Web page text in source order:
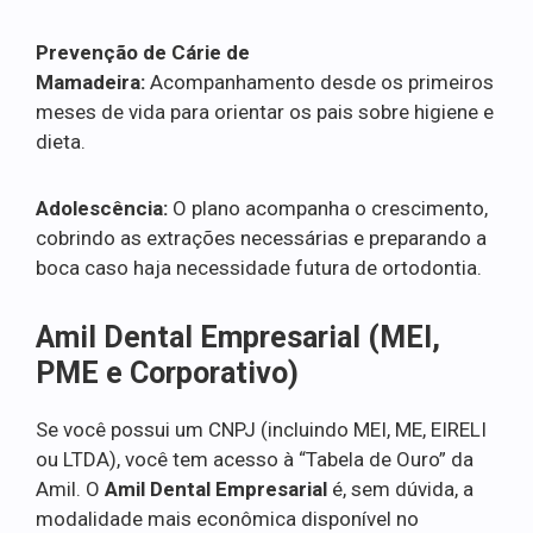
Prevenção de Cárie de
Mamadeira: Acompanhamento desde os primeiros
meses de vida para orientar os pais sobre higiene e
dieta.
Adolescência: O plano acompanha o crescimento,
cobrindo as extrações necessárias e preparando a
boca caso haja necessidade futura de ortodontia.
Amil Dental Empresarial (MEI,
PME e Corporativo)
Se você possui um CNPJ (incluindo MEI, ME, EIRELI
ou LTDA), você tem acesso à “Tabela de Ouro” da
Amil. O Amil Dental Empresarial é, sem dúvida, a
modalidade mais econômica disponível no